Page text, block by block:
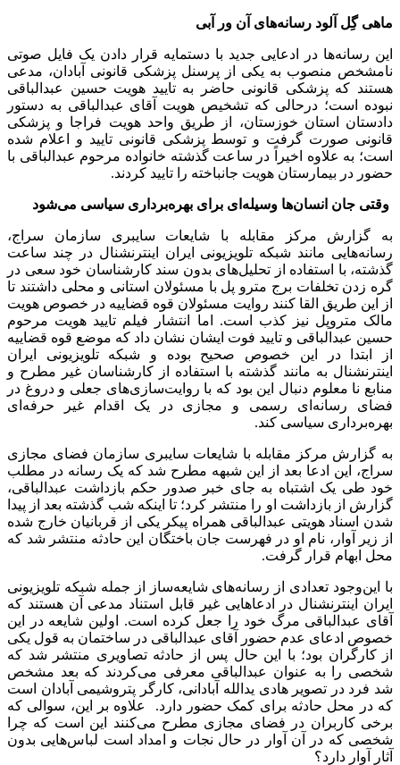
ماهی گِل آلود رسانه‌های آن ور آبی
این رسانه‌ها در ادعایی جدید با دستمایه قرار دادن یک فایل صوتی
نامشخص منصوب به یکی از پرسنل پزشکی قانونی آبادان، مدعی
هستند که پزشکی قانونی حاضر به تایید هویت حسین عبدالباقی
نبوده است؛ درحالی که تشخیص هویت آقای عبدالباقی به دستور
دادستان استان خوزستان، از طریق واحد هویت فراجا و پزشکی
قانونی صورت گرفت و توسط پزشکی قانونی تایید و اعلام شده
است؛ به علاوه اخیراً در ساعت گذشته خانواده مرحوم عبدالباقی با
حضور در بیمارستان هویت جانباخته را تایید کردند.
وقتی جان انسان‌ها وسیله‌ای برای بهره‌برداری سیاسی می‌شود
به گزارش مرکز مقابله با شایعات سایبری سازمان سراج،
رسانه‌هایی مانند شبکه تلویزیونی ایران اینترنشنال در چند ساعت
گذشته، با استفاده از تحلیل‌های بدون سند کارشناسان خود سعی در
گره زدن تخلفات برج مترو پل با مسئولان استانی و محلی داشتند تا
از این طریق القا کنند روایت مسئولان قوه قضاییه در خصوص هویت
مالک متروپل نیز کذب است. اما انتشار فیلم تایید هویت مرحوم
حسین عبدالباقی و تایید فوت ایشان نشان داد که موضع قوه قضاییه
از ابتدا در این خصوص صحیح بوده و شبکه تلویزیونی ایران
اینترنشنال به مانند گذشته با استفاده از کارشناسان غیر مطرح و
منابع نا معلوم دنبال این بود که با روایت‌سازی‌های جعلی و دروغ در
فضای رسانه‌ای رسمی و مجازی در یک اقدام غیر حرفه ای
بهره‌برداری سیاسی کند.
به گزارش مرکز مقابله با شایعات سایبری سازمان فضای مجازی
سراج، این ادعا بعد از این شبهه مطرح شد که یک رسانه در مطلب
خود طی یک اشتباه به جای خبر صدور حکم بازداشت عبدالباقی،
گزارش از بازداشت او را منتشر کرد؛ تا اینکه شب گذشته بعد از پیدا
شدن اسناد هویتی عبدالباقی همراه پیکر یکی از قربانیان خارج شده
از زیر آوار، نام او در فهرست جان باختگان این حادثه منتشر شد که
محل ابهام قرار گرفت.
با این‌وجود تعدادی از رسانه‌های شایعه‌ساز از جمله شبکه تلویزیونی
ایران اینترنشنال در ادعاهایی غیر قابل استناد مدعی آن هستند که
آقای عبدالباقی مرگ خود را جعل کرده است. اولین شایعه در این
خصوص ادعای عدم حضور آقای عبدالباقی در ساختمان به قول یکی
از کارگران بود؛ با این حال پس از حادثه تصاویری منتشر شد که
شخصی را به عنوان عبدالباقی معرفی می‌کردند که بعد مشخص
شد فرد در تصویر هادی یدالله آبادانی، کارگر پتروشیمی آبادان است
که در محل حادثه برای کمک حضور دارد. علاوه بر این، سوالی که
برخی کاربران در فضای مجازی مطرح می‌کنند این است که چرا
شخصی که در آن آوار در حال نجات و امداد است لباس‌هایی بدون
آثار آوار دارد؟